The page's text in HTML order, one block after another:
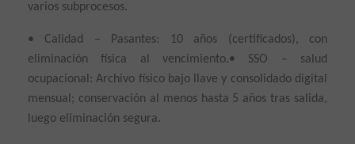
varios subprocesos.
• Calidad – Pasantes: 10 años (certificados), con
eliminación física al vencimiento.• SSO – salud
ocupacional: Archivo físico bajo llave y consolidado digital
mensual; conservación al menos hasta 5 años tras salida,
luego eliminación segura.